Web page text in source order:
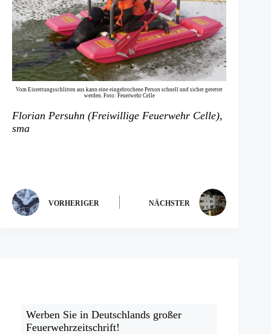
Vom Eisrettungsschlitten aus kann eine eingebrochene Person schnell und sicher gerettet
werden. Foto: Feuerwehr Celle
Florian Persuhn (Freiwillige Feuerwehr Celle),
sma
VORHERIGER NÄCHSTER
Werben Sie in Deutschlands großer
Feuerwehrzeitschrift!